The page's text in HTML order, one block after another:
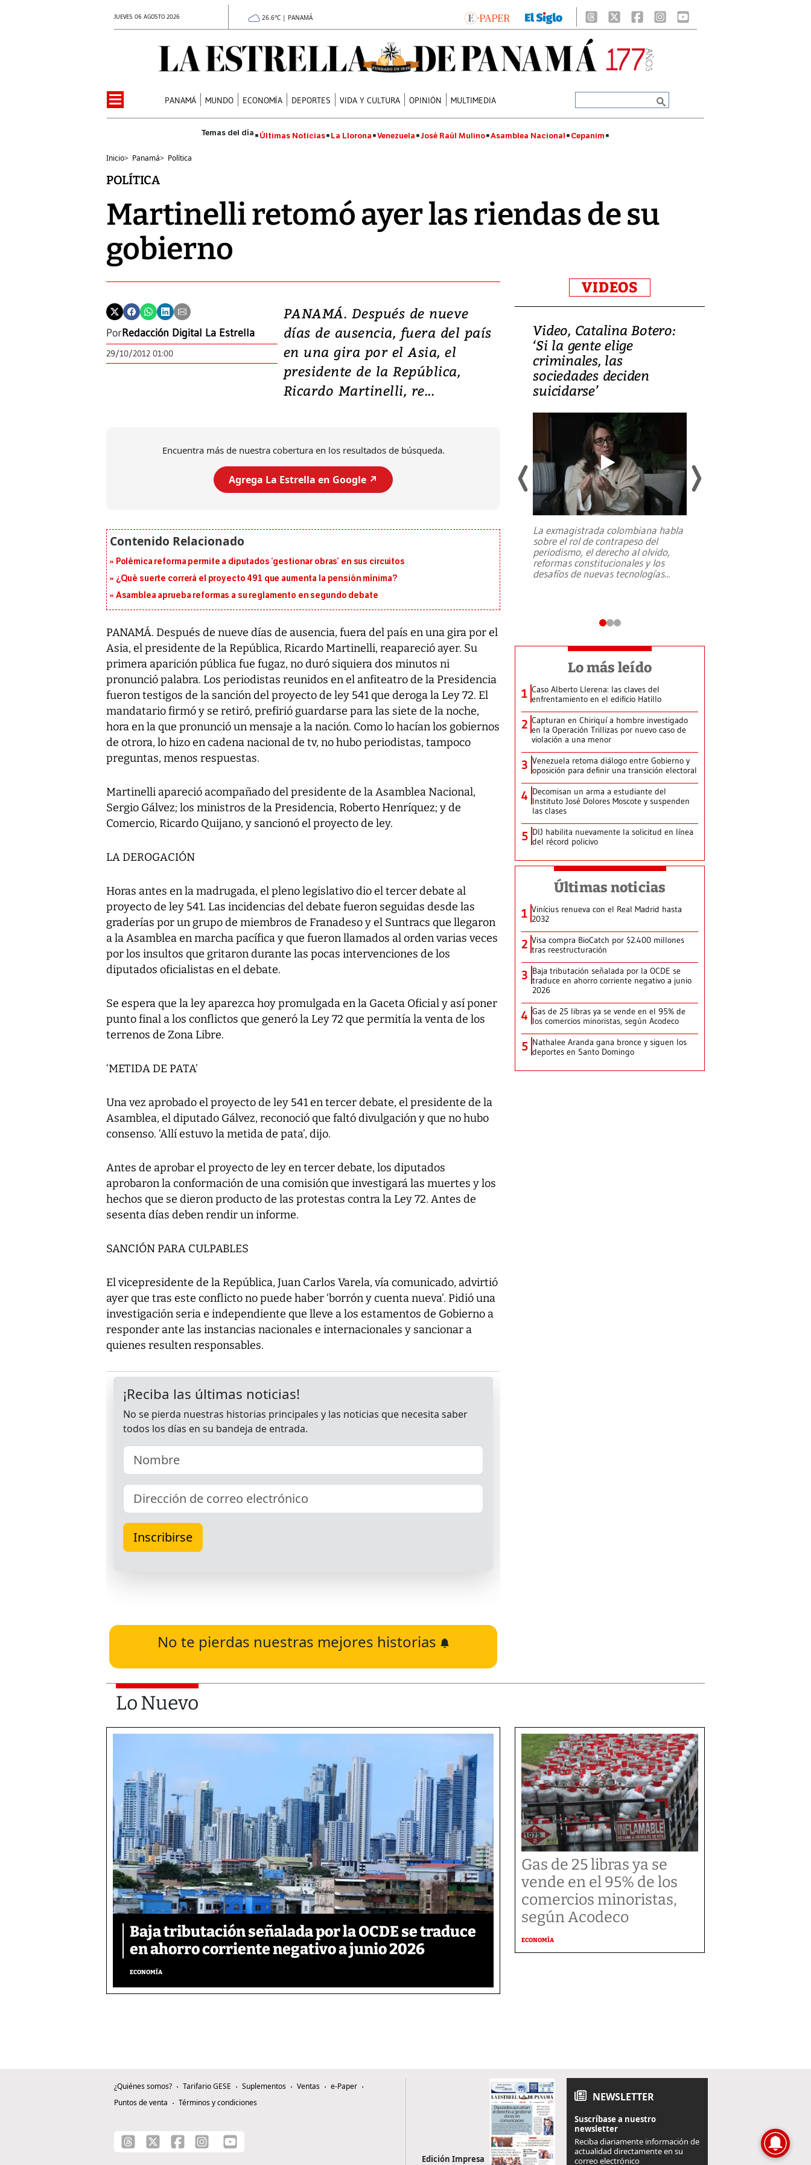
JUEVES 06 AGOSTO 2026 26.6°C | PANAMÁ
PANAMÁ MUNDO ECONOMÍA DEPORTES VIDA Y CULTURA OPINIÓN MULTIMEDIA
Últimas Noticias La Llorona Venezuela José Raúl Mulino Asamblea Nacional Cepanim
Inicio> Panamá> Política
POLÍTICA
Martinelli retomó ayer las riendas de su
gobierno
PorRedacción Digital La Estrella
29/10/2012 01:00
PANAMÁ. Después de nueve
días de ausencia, fuera del país
en una gira por el Asia, el
presidente de la República,
Ricardo Martinelli, re...
Encuentra más de nuestra cobertura en los resultados de búsqueda.
Agrega La Estrella en Google ↗️
Polémica reforma permite a diputados ‘gestionar obras’ en sus circuitos
¿Qué suerte correrá el proyecto 491 que aumenta la pensión mínima?
Asamblea aprueba reformas a su reglamento en segundo debate
PANAMÁ. Después de nueve días de ausencia, fuera del país en una gira por el
Asia, el presidente de la República, Ricardo Martinelli, reapareció ayer. Su
primera aparición pública fue fugaz, no duró siquiera dos minutos ni
pronunció palabra. Los periodistas reunidos en el anfiteatro de la Presidencia
fueron testigos de la sanción del proyecto de ley 541 que deroga la Ley 72. El
mandatario firmó y se retiró, prefirió guardarse para las siete de la noche,
hora en la que pronunció un mensaje a la nación. Como lo hacían los gobiernos
de otrora, lo hizo en cadena nacional de tv, no hubo periodistas, tampoco
preguntas, menos respuestas.
Martinelli apareció acompañado del presidente de la Asamblea Nacional,
Sergio Gálvez; los ministros de la Presidencia, Roberto Henríquez; y de
Comercio, Ricardo Quijano, y sancionó el proyecto de ley.
LA DEROGACIÓN
Horas antes en la madrugada, el pleno legislativo dio el tercer debate al
proyecto de ley 541. Las incidencias del debate fueron seguidas desde las
graderías por un grupo de miembros de Franadeso y el Suntracs que llegaron
a la Asamblea en marcha pacífica y que fueron llamados al orden varias veces
por los insultos que gritaron durante las pocas intervenciones de los
diputados oficialistas en el debate.
Se espera que la ley aparezca hoy promulgada en la Gaceta Oficial y así poner
punto final a los conflictos que generó la Ley 72 que permitía la venta de los
terrenos de Zona Libre.
‘METIDA DE PATA’
Una vez aprobado el proyecto de ley 541 en tercer debate, el presidente de la
Asamblea, el diputado Gálvez, reconoció que faltó divulgación y que no hubo
consenso. ‘Allí estuvo la metida de pata’, dijo.
Antes de aprobar el proyecto de ley en tercer debate, los diputados
aprobaron la conformación de una comisión que investigará las muertes y los
hechos que se dieron producto de las protestas contra la Ley 72. Antes de
sesenta días deben rendir un informe.
SANCIÓN PARA CULPABLES
El vicepresidente de la República, Juan Carlos Varela, vía comunicado, advirtió
ayer que tras este conflicto no puede haber ‘borrón y cuenta nueva’. Pidió una
investigación seria e independiente que lleve a los estamentos de Gobierno a
responder ante las instancias nacionales e internacionales y sancionar a
quienes resulten responsables.
No te pierdas nuestras mejores historias
VIDEOS
Video, Japón: Terremoto
deja heridos y graves
daños en Kumamoto
al sur de Japón, provocando una
Video, Catalina Botero:
‘Si la gente elige
criminales, las
sociedades deciden
suicidarse’
La exmagistrada colombiana habla
sobre el rol de contrapeso del
periodismo, el derecho al olvido,
reformas constitucionales y los
desafíos de nuevas tecnologías...
Lo más leído
1 Caso Alberto Llerena: las claves del
enfrentamiento en el edificio Hatillo
2 Capturan en Chiriquí a hombre investigado
en la Operación Trillizas por nuevo caso de
violación a una menor
3 Venezuela retoma diálogo entre Gobierno y
oposición para definir una transición electoral
4 Decomisan un arma a estudiante del
Instituto José Dolores Moscote y suspenden
las clases
5 DIJ habilita nuevamente la solicitud en línea
del récord policivo
Últimas noticias
1 Vinícius renueva con el Real Madrid hasta
2032
2 Visa compra BioCatch por $2.400 millones
tras reestructuración
3 Baja tributación señalada por la OCDE se
traduce en ahorro corriente negativo a junio
2026
4 Gas de 25 libras ya se vende en el 95% de
los comercios minoristas, según Acodeco
5 Nathalee Aranda gana bronce y siguen los
deportes en Santo Domingo
Lo Nuevo
Baja tributación señalada por la OCDE se traduce
en ahorro corriente negativo a junio 2026
ECONOMÍA
Gas de 25 libras ya se
vende en el 95% de los
comercios minoristas,
según Acodeco
ECONOMÍA
¿Quiénes somos? Tarifario GESE Suplementos Ventas
e-Paper
Puntos de venta
Términos y condiciones
Edición Impresa
NEWSLETTER
Suscríbase a nuestro
newsletter
Reciba diariamente información de
actualidad directamente en su
correo electrónico